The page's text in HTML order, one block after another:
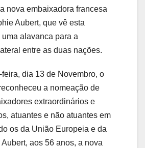
nova embaixadora francesa
Aubert, que vê esta
alavanca para a
entre as duas nações.
dia 13 de Novembro, o
a nomeação de
extraordinários e
atuantes e não atuantes em
os da União Europeia e da
aos 56 anos, a nova